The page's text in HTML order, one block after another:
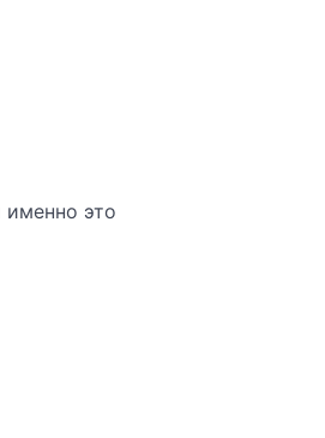
именно это